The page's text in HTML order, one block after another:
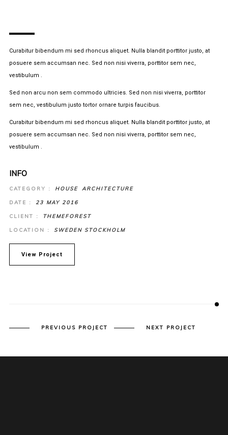
Curabitur bibendum mi sed rhoncus aliquet. Nulla blandit porttitor justo, at
posuere sem accumsan nec. Sed non nisi viverra, porttitor sem nec,
vestibulum .
Sed non arcu non sem commodo ultricies. Sed non nisi viverra, porttitor
sem nec, vestibulum justo tortor ornare turpis faucibus.
Curabitur bibendum mi sed rhoncus aliquet. Nulla blandit porttitor justo, at
posuere sem accumsan nec. Sed non nisi viverra, porttitor sem nec,
vestibulum .
INFO
CATEGORY : HOUSE ARCHITECTURE
DATE : 23 MAY 2016
CLIENT : THEMEFOREST
LOCATION : SWEDEN STOCKHOLM
View Project
PREVIOUS PROJECT NEXT PROJECT